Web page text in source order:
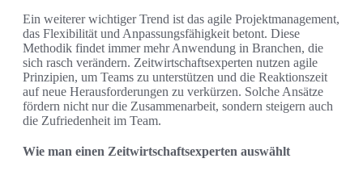
Ein weiterer wichtiger Trend ist das agile Projektmanagement,
das Flexibilität und Anpassungsfähigkeit betont. Diese
Methodik findet immer mehr Anwendung in Branchen, die
sich rasch verändern. Zeitwirtschaftsexperten nutzen agile
Prinzipien, um Teams zu unterstützen und die Reaktionszeit
auf neue Herausforderungen zu verkürzen. Solche Ansätze
fördern nicht nur die Zusammenarbeit, sondern steigern auch
die Zufriedenheit im Team.
Wie man einen Zeitwirtschaftsexperten auswählt